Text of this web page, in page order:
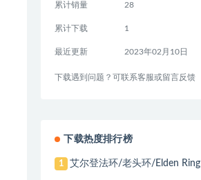
累计销量 28
累计下载 1
最近更新 2023年02月10日
下载遇到问题？可联系客服或留言反馈
下载热度排行榜
1 艾尔登法环/老头环/Elden Ring